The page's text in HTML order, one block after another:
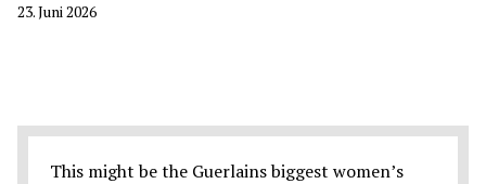
23. Juni 2026
This might be the Guerlains biggest women’s